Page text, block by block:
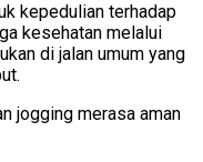
kepedulian terhadap
kesehatan melalui
di jalan umum yang
jogging merasa aman